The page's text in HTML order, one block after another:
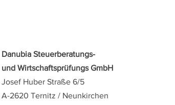
Danubia Steuerberatungs-
und Wirtschaftsprüfungs GmbH
Josef Huber Straße 6/5
A-2620 Ternitz / Neunkirchen